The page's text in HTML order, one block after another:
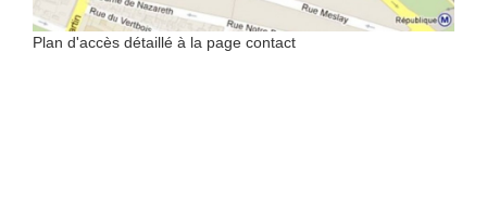
Plan d'accès détaillé à la page contact